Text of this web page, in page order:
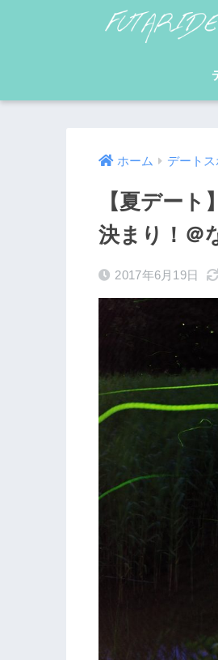
ホーム デートス
【夏デー
決まり！＠
2017年6月19日